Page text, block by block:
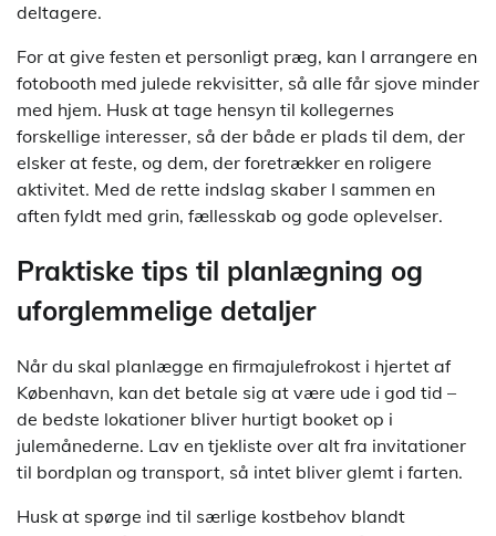
deltagere.
For at give festen et personligt præg, kan I arrangere en
fotobooth med julede rekvisitter, så alle får sjove minder
med hjem. Husk at tage hensyn til kollegernes
forskellige interesser, så der både er plads til dem, der
elsker at feste, og dem, der foretrækker en roligere
aktivitet. Med de rette indslag skaber I sammen en
aften fyldt med grin, fællesskab og gode oplevelser.
Praktiske tips til planlægning og
uforglemmelige detaljer
Når du skal planlægge en firmajulefrokost i hjertet af
København, kan det betale sig at være ude i god tid –
de bedste lokationer bliver hurtigt booket op i
julemånederne. Lav en tjekliste over alt fra invitationer
til bordplan og transport, så intet bliver glemt i farten.
Husk at spørge ind til særlige kostbehov blandt